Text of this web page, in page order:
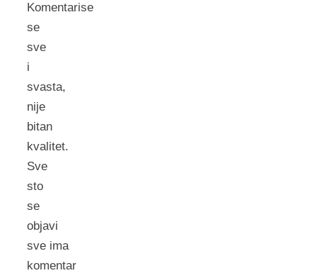
Komentarise
se
sve
i
svasta,
nije
bitan
kvalitet.
Sve
sto
se
objavi
sve ima
komentar